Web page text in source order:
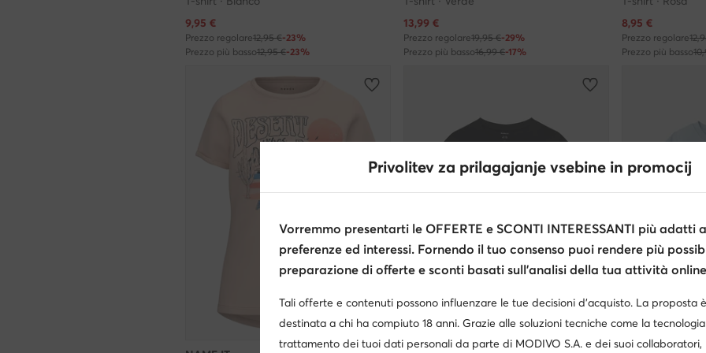
Prezzo attuale
9,95 €
Prezzo regolare12,95 €-23%
Prezzo più basso12,95 €-23%
Prezzo attuale
13,99 €
Prezzo regolare19,95 €-29%
Prezzo più basso16,99 €-17%
Prezzo attuale
8,95 €
Prezzo regolare
Prezzo più basso
-16%
Privolitev za prilagajanje vsebine in promocij
Vorremmo presentarti le OFFERTE e SCONTI INTERESSANTI più adatti
preferenze ed interessi. Fornendo il tuo consenso puoi rendere più
preparazione di offerte e sconti basati sull’analisi della tua attività
Tali offerte e contenuti possono influenzare le tue decisioni d’acquisto. La proposta
destinata a chi ha compiuto 18 anni. Grazie alle soluzioni tecniche come la
trattamento dei tuoi dati personali da parte di MODIVO S.A. e dei suoi collaboratori,